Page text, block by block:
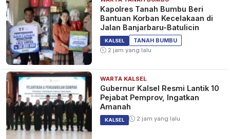
Kapolres Tanah Bumbu Beri
Bantuan Korban Kecelakaan di
Jalan Banjarbaru-Batulicin
KALSEL
TANAH BUMBU
2 jam yang lalu
WARTA KALSEL
Gubernur Kalsel Resmi Lantik 10
Pejabat Pemprov, Ingatkan
Amanah
KALSEL 2 jam yang lalu